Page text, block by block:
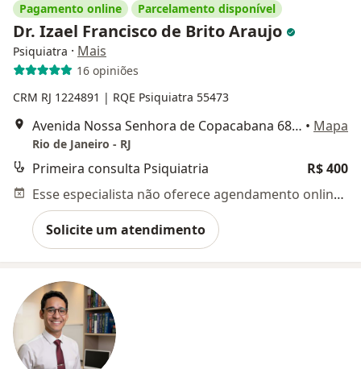
Pagamento online Parcelamento disponível
Dr. Izael Francisco de Brito Araujo
Psiquiatra · Mais
16 opiniões
CRM RJ 1224891 | RQE Psiquiatra 55473
Avenida Nossa Senhora de Copacabana 680, Rio de Janeiro • Mapa
Rio de Janeiro - RJ
Primeira consulta Psiquiatria
R$ 400
Esse especialista não oferece agendamento online para esse endereço.
Solicite um atendimento